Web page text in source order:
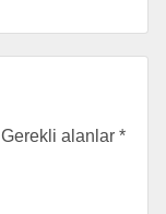
Gerekli alanlar *